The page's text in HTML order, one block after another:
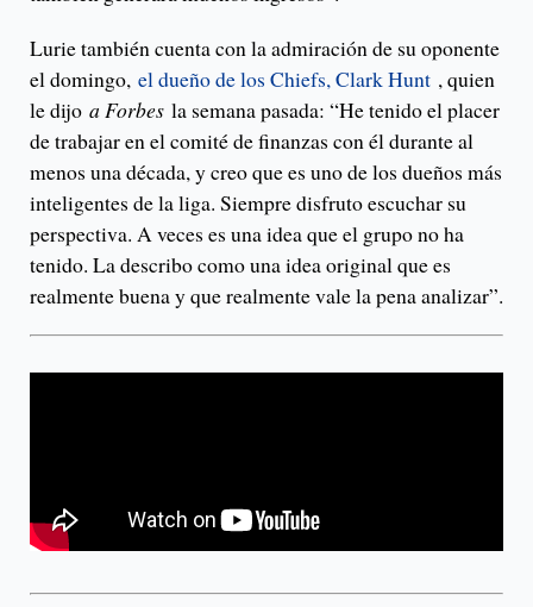
Lurie también cuenta con la admiración de su oponente
el domingo, el dueño de los Chiefs, Clark Hunt , quien
le dijo a Forbes la semana pasada: “He tenido el placer
de trabajar en el comité de finanzas con él durante al
menos una década, y creo que es uno de los dueños más
inteligentes de la liga. Siempre disfruto escuchar su
perspectiva. A veces es una idea que el grupo no ha
tenido. La describo como una idea original que es
realmente buena y que realmente vale la pena analizar”.